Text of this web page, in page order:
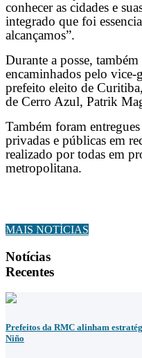
conhecer as cidades e
integrado que foi
alcançamos”.
Durante a posse,
encaminhados pelo
prefeito eleito de
de Cerro Azul, Patrik
Também foram
privadas e públicas em
realizado por todas em
metropolitana.
MAIS NOTÍCIAS
Notícias
Recentes
Prefeitos da RMC alinham
Niño